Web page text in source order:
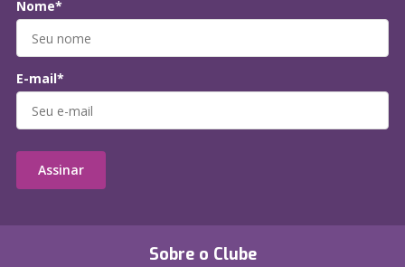
Sobre o Clube
Nome*
E-mail*
Assinar